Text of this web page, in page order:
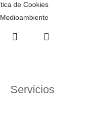
Servicios
de Cookies